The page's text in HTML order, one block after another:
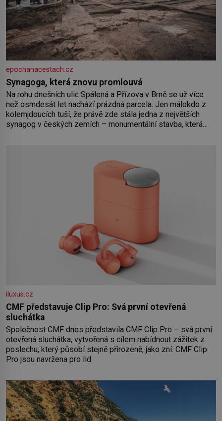
epochanacestach.cz
Synagoga, která znovu promlouvá
Na rohu dnešních ulic Spálená a Přízova v Brně se už více
než osmdesát let nachází prázdná parcela. Jen málokdo z
kolemjdoucích tuší, že právě zde stála jedna z největších
synagog v českých zemích – monumentální stavba, která
iluxus.cz
CMF představuje Clip Pro: Svá první otevřená
sluchátka
Společnost CMF dnes představila CMF Clip Pro – svá první
otevřená sluchátka, vytvořená s cílem nabídnout zážitek z
poslechu, který působí stejně přirozeně, jako zní. CMF Clip
Pro jsou navržena pro lid